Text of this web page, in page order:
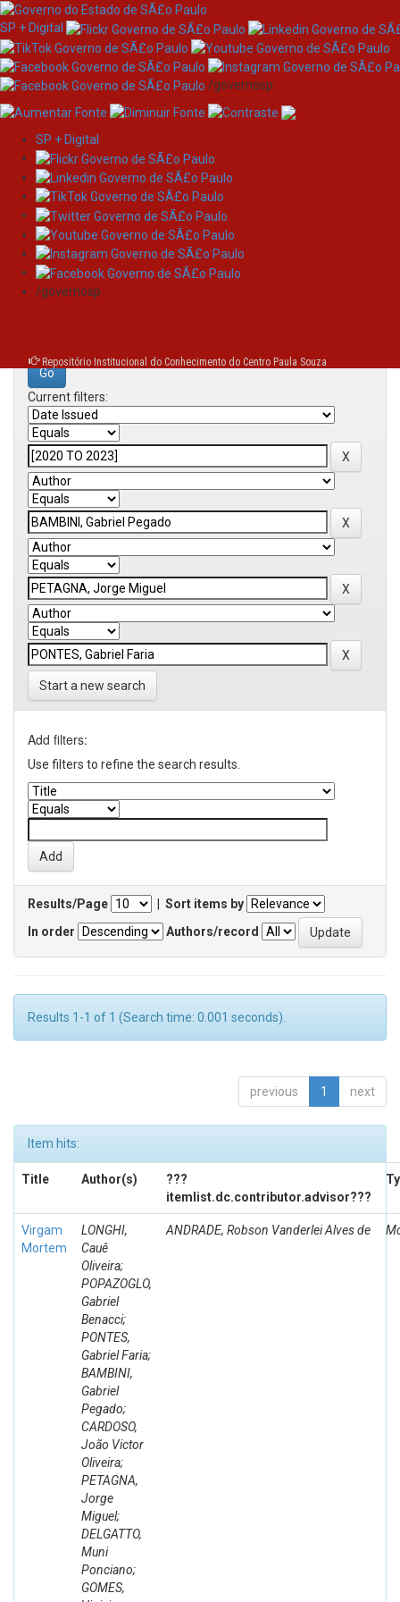
Skip
navigation
SP + Digital
/governosp
SP + Digital
/governosp
Repositório Institucional do Conhecimento do Centro Paula Souza
Search
Search:
Current filters:
Start a new search
Add filters:
Use filters to refine the search results.
Results/Page
Sort items by
In order
Authors/record
Results 1-1 of 1 (Search time: 0.001 seconds).
previous 1 next
Item hits:
Title Author(s)
???
itemlist.dc.contributor.advisor???
Virgam
Mortem
LONGHI,
Cauê
Oliveira;
POPAZOGLO,
Gabriel
Benacci;
PONTES,
Gabriel Faria;
BAMBINI,
Gabriel
Pegado;
CARDOSO,
João Victor
Oliveira;
PETAGNA,
Jorge
Miguel;
DELGATTO,
Muni
Ponciano;
GOMES,
ANDRADE, Robson Vanderlei Alves de